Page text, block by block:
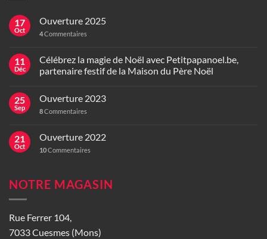
17
Oct
Ouverture 2025
4Commentaires
11
Déc
Célébrez la magie de Noël avec Petitpapanoel.be,
partenaire festif de la Maison du Père Noël
25
Sep
Ouverture 2023
8Commentaires
21
Oct
Ouverture 2022
10Commentaires
NOTRE MAGASIN
Rue Ferrer 104,
7033 Cuesmes (Mons)